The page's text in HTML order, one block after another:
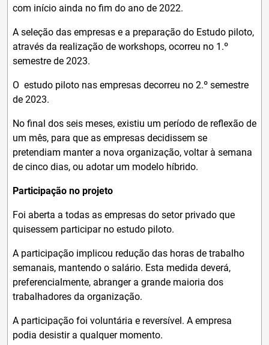
com início ainda no fim do ano de 2022.
A seleção das empresas e a preparação do Estudo piloto,
através da realização de workshops, ocorreu no 1.º
semestre de 2023.
O estudo piloto nas empresas decorreu no 2.º semestre
de 2023.
No final dos seis meses, existiu um período de reflexão de
um mês, para que as empresas decidissem se
pretendiam manter a nova organização, voltar à semana
de cinco dias, ou adotar um modelo híbrido.
Participação no projeto
Foi aberta a todas as empresas do setor privado que
quisessem participar no estudo piloto.
A participação implicou redução das horas de trabalho
semanais, mantendo o salário. Esta medida deverá,
preferencialmente, abranger a grande maioria dos
trabalhadores da organização.
A participação foi voluntária e reversível. A empresa
podia desistir a qualquer momento.